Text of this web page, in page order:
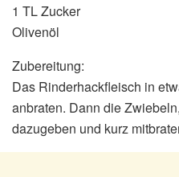
1 TL Zucker
Olivenöl
Zubereitung:
Das Rinderhackfleisch in
anbraten. Dann die
dazugeben und kurz